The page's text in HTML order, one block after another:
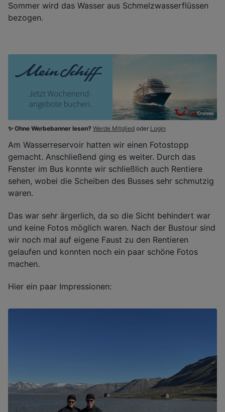
Sommer wird das Wasser aus Schmelzwasserflüssen
bezogen.
✨ Ohne Werbebanner lesen? Werde Mitglied oder Login
Am Wasserreservoir hatten wir einen Fotostopp
gemacht. Anschließend ging es weiter. Durch das
Fenster im Bus konnte wir schließlich auch Rentiere
sehen, wobei die Scheiben des Busses sehr schmutzig
waren.
Das war sehr ärgerlich, da so die Sicht behindert war
und keine Fotos möglich waren. Nach der Bustour sind
wir noch mal auf eigene Faust zu den Rentieren
gelaufen und konnten noch ein paar schöne Fotos
machen.
Hier ein paar Impressionen: